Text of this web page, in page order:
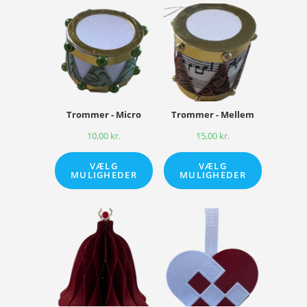
Trommer - Micro
10,00 kr.
VÆLG
MULIGHEDER
Trommer - Mellem
15,00 kr.
VÆLG
MULIGHEDER